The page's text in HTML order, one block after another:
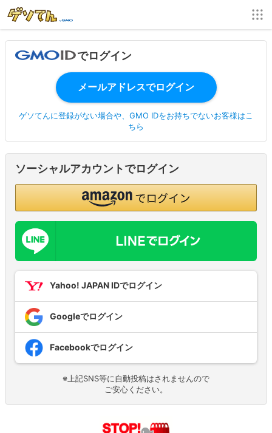
でログイン
ゲソてんに登録がない場合や、GMO IDをお持ちでないお客様はこ
ちら
ソーシャルアカウントでログイン
Yahoo! JAPAN IDでログイン
Googleでログイン
Facebookでログイン
※上記SNS等に自動投稿はされませんので
ご安心ください。